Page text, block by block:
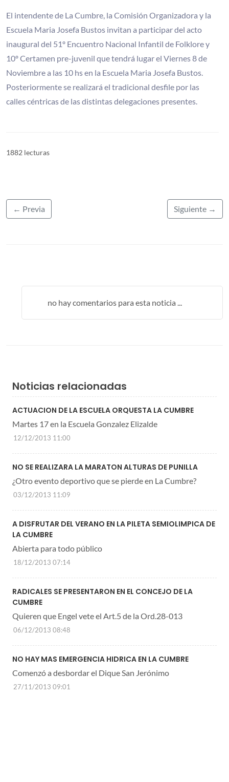
El intendente de La Cumbre, la Comisión Organizadora y la
Escuela Maria Josefa Bustos invitan a participar del acto
inaugural del 51º Encuentro Nacional Infantil de Folklore y
10º Certamen pre-juvenil que tendrá lugar el Viernes 8 de
Noviembre a las 10 hs en la Escuela Maria Josefa Bustos.
Posteriormente se realizará el tradicional desfile por las
calles céntricas de las distintas delegaciones presentes.
1882 lecturas
← Previa Siguiente →
no hay comentarios para esta noticia ...
Noticias relacionadas
ACTUACION DE LA ESCUELA ORQUESTA LA CUMBRE
Martes 17 en la Escuela Gonzalez Elizalde
12/12/2013 11:00
NO SE REALIZARA LA MARATON ALTURAS DE PUNILLA
¿Otro evento deportivo que se pierde en La Cumbre?
03/12/2013 11:09
A DISFRUTAR DEL VERANO EN LA PILETA SEMIOLIMPICA DE
LA CUMBRE
Abierta para todo público
18/12/2013 07:14
RADICALES SE PRESENTARON EN EL CONCEJO DE LA
CUMBRE
Quieren que Engel vete el Art.5 de la Ord.28-013
06/12/2013 08:48
NO HAY MAS EMERGENCIA HIDRICA EN LA CUMBRE
Comenzó a desbordar el Dique San Jerónimo
27/11/2013 09:01